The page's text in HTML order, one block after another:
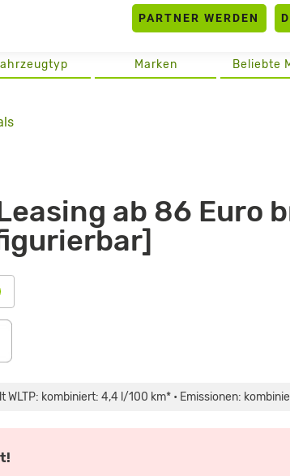
PARTNER WERDEN
Beliebte
Marken
Leasing ab 86 Euro
WLTP: kombiniert: 4,4 l/100 km* • Emissionen: